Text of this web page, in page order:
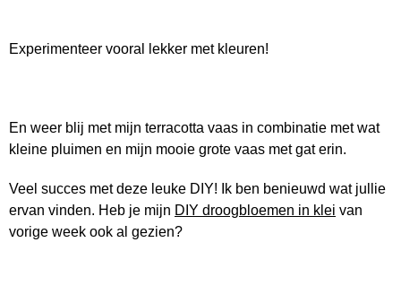
Experimenteer vooral lekker met kleuren!
En weer blij met mijn terracotta vaas in combinatie met wat
kleine pluimen en mijn mooie grote vaas met gat erin.
Veel succes met deze leuke DIY! Ik ben benieuwd wat jullie
ervan vinden. Heb je mijn DIY droogbloemen in klei van
vorige week ook al gezien?